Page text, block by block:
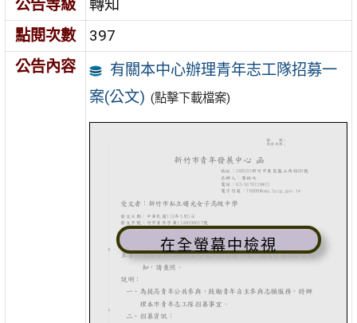
公告等級
轉知
點閱次數
397
公告內容
有關本中心辦理青年志工隊招募一
案(公文) (點擊下載檔案)
在全螢幕中檢視